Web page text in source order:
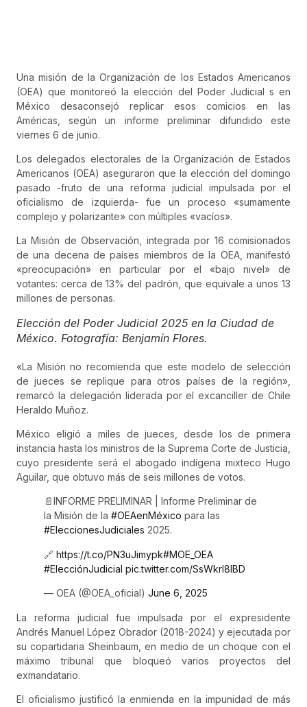
Una misión de la Organización de los Estados Americanos
(OEA) que monitoreó la elección del Poder Judicial s en
México desaconsejó replicar esos comicios en las
Américas, según un informe preliminar difundido este
viernes 6 de junio.
Los delegados electorales de la Organización de Estados
Americanos (OEA) aseguraron que la elección del domingo
pasado -fruto de una reforma judicial impulsada por el
oficialismo de izquierda- fue un proceso «sumamente
complejo y polarizante» con múltiples «vacíos».
La Misión de Observación, integrada por 16 comisionados
de una decena de países miembros de la OEA, manifestó
«preocupación» en particular por el «bajo nivel» de
votantes: cerca de 13% del padrón, que equivale a unos 13
millones de personas.
Elección del Poder Judicial 2025 en la Ciudad de
México. Fotografía: Benjamín Flores.
«La Misión no recomienda que este modelo de selección
de jueces se replique para otros países de la región»,
remarcó la delegación liderada por el excanciller de Chile
Heraldo Muñoz.
México eligió a miles de jueces, desde los de primera
instancia hasta los ministros de la Suprema Corte de Justicia,
cuyo presidente será el abogado indígena mixteco Hugo
Aguilar, que obtuvo más de seis millones de votos.
📄INFORME PRELIMINAR | Informe Preliminar de
la Misión de la #OEAenMéxico para las
#EleccionesJudiciales 2025.
🔗 https://t.co/PN3uJimypk#MOE_OEA
#ElecciónJudicial pic.twitter.com/SsWkrl8IBD
— OEA (@OEA_oficial) June 6, 2025
La reforma judicial fue impulsada por el expresidente
Andrés Manuel López Obrador (2018-2024) y ejecutada por
su copartidaria Sheinbaum, en medio de un choque con el
máximo tribunal que bloqueó varios proyectos del
exmandatario.
El oficialismo justificó la enmienda en la impunidad de más